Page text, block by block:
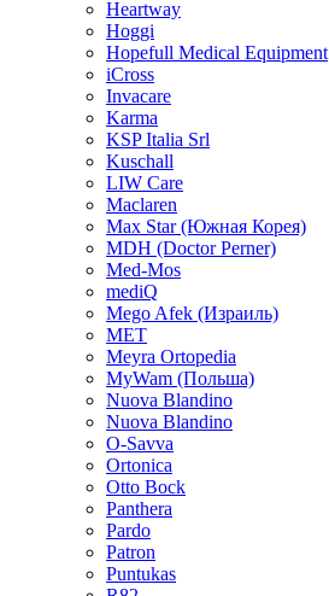
Heartway
Hoggi
Hopefull Medical Equipment
iCross
Invacare
Karma
KSP Italia Srl
Kuschall
LIW Care
Maclaren
Max Star (Южная Корея)
MDH (Doctor Perner)
Med-Mos
mediQ
Mego Afek (Израиль)
MET
Meyra Ortopedia
MyWam (Польша)
Nuova Blandino
Nuova Blandino
O-Savva
Ortonica
Otto Bock
Panthera
Pardo
Patron
Puntukas